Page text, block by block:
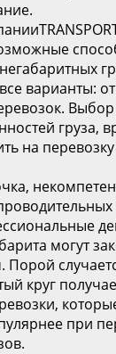
варианты:
Выбор
груза,
на
могут
круг
при